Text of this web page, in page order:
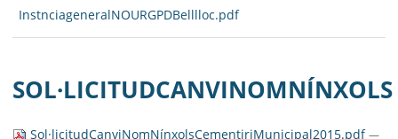
InstnciageneralNOURGPDBelllloc.pdf
SOL·LICITUDCANVINOMNÍNXOLS
Sol·licitudCanviNomNínxolsCementiriMunicipal2015.pdf—